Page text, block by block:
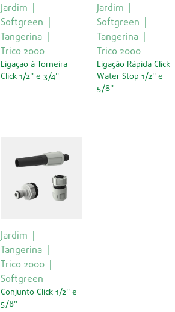
Jardim
Softgreen
Tangerina
Trico 2000
Ligaçao à Torneira
Click 1/2'' e 3/4''
Jardim
Softgreen
Tangerina
Trico 2000
Ligação Rápida Click
Water Stop 1/2'' e
5/8''
Jardim
Tangerina
Trico 2000
Softgreen
Conjunto Click 1/2'' e
5/8''